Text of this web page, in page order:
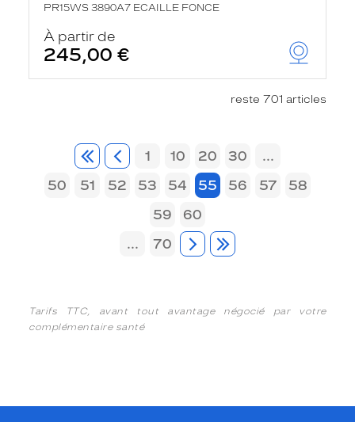
PR15WS 3890A7 ECAILLE FONCE
À partir de
245,00 €
reste 701 articles
1 10 20 30
...
50
51 52 53 54 55 56 57
58
59
60
...
70
Tarifs TTC, avant tout avantage négocié par votre
complémentaire santé